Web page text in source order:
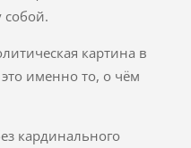
картина в
именно то, о чём
кардинального